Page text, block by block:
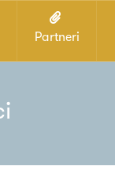
Partneri